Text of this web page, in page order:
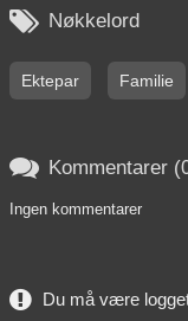
 Nøkkelord
Ektepar Familie
 Kommentarer
Ingen kommentarer
Du må være